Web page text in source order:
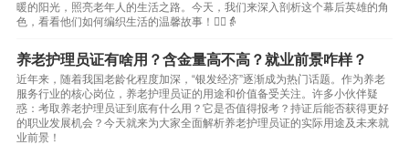
暖的阳光，照亮老年人的生活之路。今天，我们来深入剖析这个幕后英雄的角
色，看看他们如何编织生活的温馨故事！👨‍⚕️👵
养老护理员证有啥用？含金量高不高？就业前景咋样？
近年来，随着我国老龄化程度加深，“银发经济”逐渐成为热门话题。作为养老
服务行业的核心岗位，养老护理员证的用途和价值备受关注。许多小伙伴疑
惑：考取养老护理员证到底有什么用？它是否值得报考？持证后能否获得更好
的职业发展机会？今天就来为大家全面解析养老护理员证的实际用途及未来就
业前景！